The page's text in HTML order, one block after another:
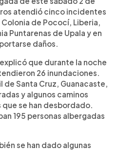
atendió cinco incidentes
de Pococí, Liberia,
Puntarenas de Upala y en
daños.
que durante la noche
26 inundaciones.
Santa Cruz, Guanacaste,
y algunos caminos
se han desbordado.
195 personas albergadas
se han dado algunas